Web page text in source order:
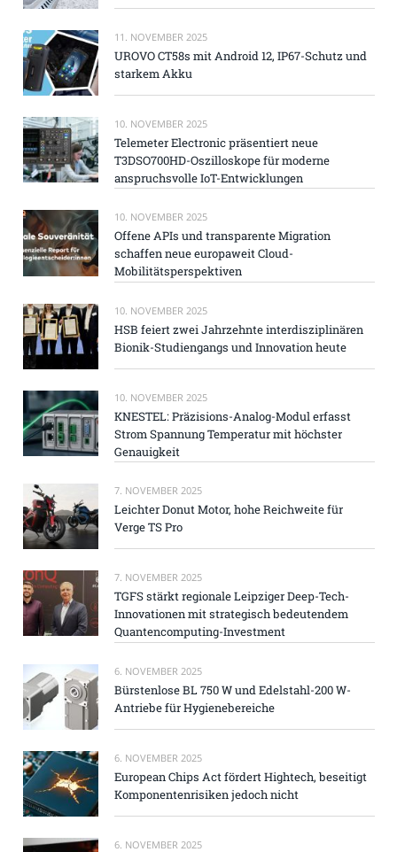
11. NOVEMBER 2025
UROVO CT58s mit Android 12, IP67-Schutz und
starkem Akku
10. NOVEMBER 2025
Telemeter Electronic präsentiert neue
T3DSO700HD-Oszilloskope für moderne
anspruchsvolle IoT-Entwicklungen
10. NOVEMBER 2025
Offene APIs und transparente Migration
schaffen neue europaweit Cloud-
Mobilitätsperspektiven
10. NOVEMBER 2025
HSB feiert zwei Jahrzehnte interdisziplinären
Bionik-Studiengangs und Innovation heute
10. NOVEMBER 2025
KNESTEL: Präzisions-Analog-Modul erfasst
Strom Spannung Temperatur mit höchster
Genauigkeit
7. NOVEMBER 2025
Leichter Donut Motor, hohe Reichweite für
Verge TS Pro
7. NOVEMBER 2025
TGFS stärkt regionale Leipziger Deep-Tech-
Innovationen mit strategisch bedeutendem
Quantencomputing-Investment
6. NOVEMBER 2025
Bürstenlose BL 750 W und Edelstahl-200 W-
Antriebe für Hygienebereiche
6. NOVEMBER 2025
European Chips Act fördert Hightech, beseitigt
Komponentenrisiken jedoch nicht
6. NOVEMBER 2025